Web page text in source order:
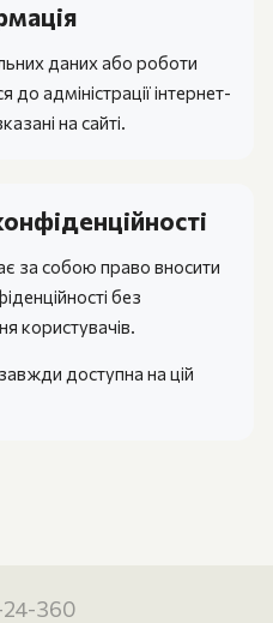
даних або роботи
адміністрації інтернет-
на сайті.
за собою право вносити
без
користувачів.
доступна на цій
360